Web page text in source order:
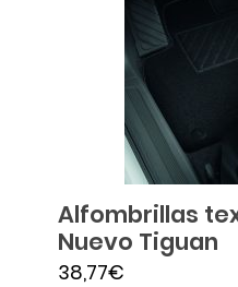
Alfombrillas
Nuevo Tiguan
38,77€